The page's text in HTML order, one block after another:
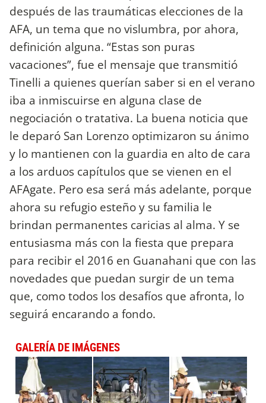
después de las traumáticas elecciones de la
AFA, un tema que no vislumbra, por ahora,
definición alguna. “Estas son puras
vacaciones”, fue el mensaje que transmitió
Tinelli a quienes querían saber si en el verano
iba a inmiscuirse en alguna clase de
negociación o tratativa. La buena noticia que
le deparó San Lorenzo optimizaron su ánimo
y lo mantienen con la guardia en alto de cara
a los arduos capítulos que se vienen en el
AFAgate. Pero esa será más adelante, porque
ahora su refugio esteño y su familia le
brindan permanentes caricias al alma. Y se
entusiasma más con la fiesta que prepara
para recibir el 2016 en Guanahani que con las
novedades que puedan surgir de un tema
que, como todos los desafíos que afronta, lo
seguirá encarando a fondo.
GALERÍA DE IMÁGENES